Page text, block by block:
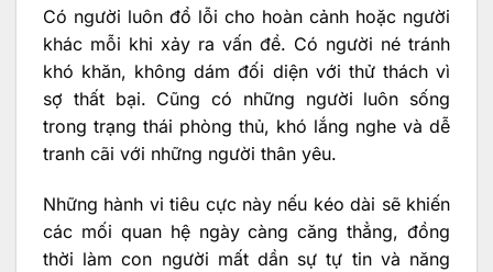
Có người luôn đổ lỗi cho hoàn cảnh hoặc người
khác mỗi khi xảy ra vấn đề. Có người né tránh
khó khăn, không dám đối diện với thử thách vì
sợ thất bại. Cũng có những người luôn sống
trong trạng thái phòng thủ, khó lắng nghe và dễ
tranh cãi với những người thân yêu.
Những hành vi tiêu cực này nếu kéo dài sẽ khiến
các mối quan hệ ngày càng căng thẳng, đồng
thời làm con người mất dần sự tự tin và năng